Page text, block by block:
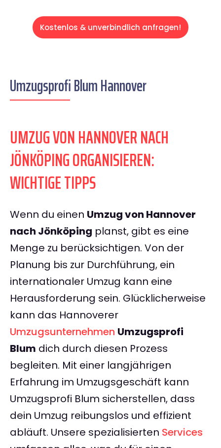
Kostenlos & unverbindlich anfragen!
Umzugsprofi Blum Hannover
UMZUG VON HANNOVER NACH
JÖNKÖPING ORGANISIEREN:
WICHTIGE TIPPS
Wenn du einen Umzug von Hannover
nach Jönköping planst, gibt es eine
Menge zu berücksichtigen. Von der
Planung bis zur Durchführung, ein
internationaler Umzug kann eine
Herausforderung sein. Glücklicherweise
kann das Hannoverer
Umzugsunternehmen Umzugsprofi
Blum dich durch diesen Prozess
begleiten. Mit einer langjährigen
Erfahrung im Umzugsgeschäft kann
Umzugsprofi Blum sicherstellen, dass
dein Umzug reibungslos und effizient
abläuft. Unsere spezialisierten Services